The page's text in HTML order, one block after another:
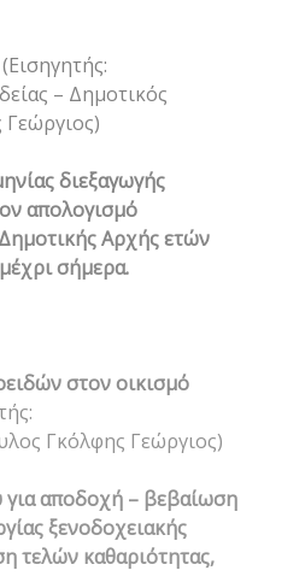
(Εισηγητής:
– Δημοτικός
διεξαγωγής
απολογισμό
Αρχής ετών
σήμερα.
στον οικισμό
Γκόλφης Γεώργιος)
για αποδοχή – βεβαίωση
ξενοδοχειακής
τελών καθαριότητας,